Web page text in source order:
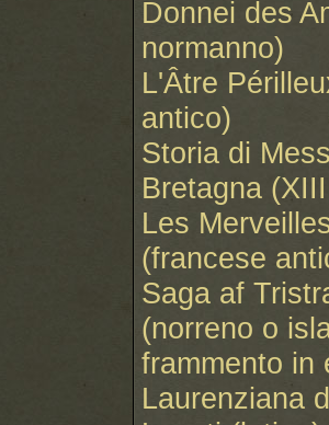
Donnei des
normanno)
L'Âtre
antico)
Storia di
Bretagna
Les
(francese
Saga af
(norreno o
frammento in
Laurenziana